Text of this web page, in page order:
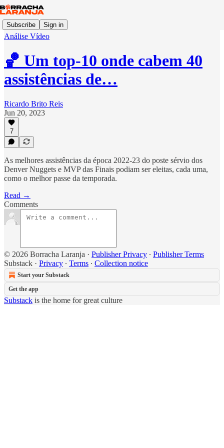
Subscribe Sign in
Análise Vídeo
🏀 Um top-10 onde cabem 40
assistências de…
Ricardo Brito Reis
Jun 20, 2023
7
As melhores assistências da época 2022-23 do poste sérvio dos
Denver Nuggets e MVP das Finais podiam ser eleitas, cada uma,
como o melhor passe da temporada.
Read →
Comments
© 2026 Borracha Laranja · Publisher Privacy ∙ Publisher Terms
Substack · Privacy ∙ Terms ∙ Collection notice
Start your Substack
Get the app
Substack is the home for great culture